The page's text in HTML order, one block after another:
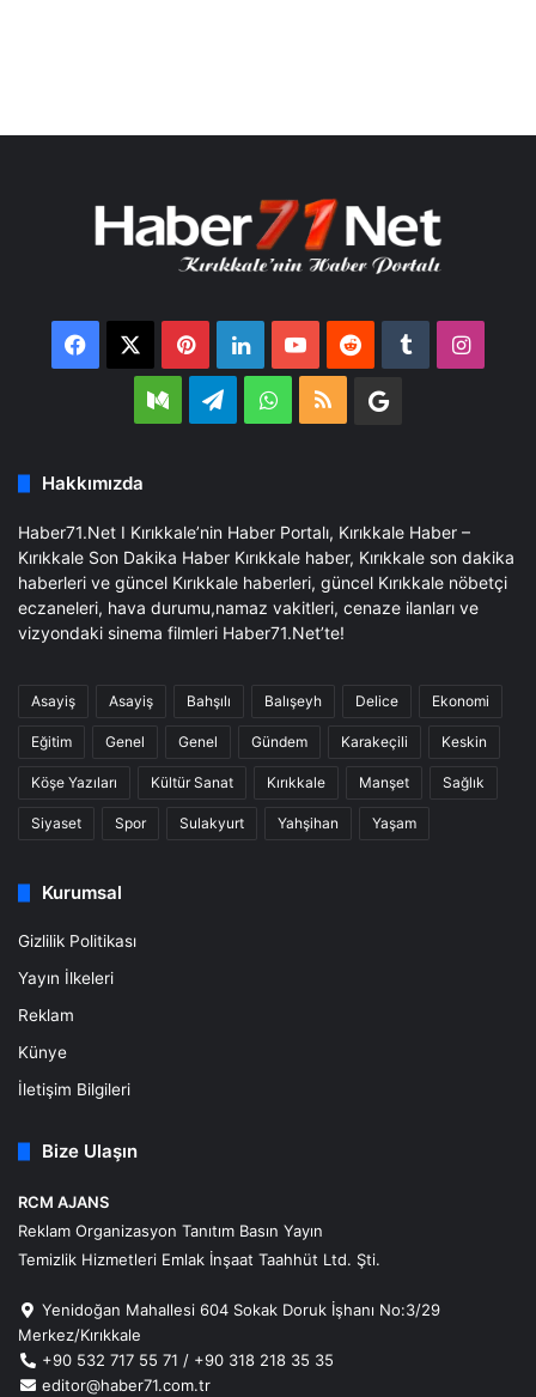
Facebook PinterestLinkedInYouTubeReddit Tumblr
MediumTelegramWhatsApp
RSS
Google
Hakkımızda
Haber71.Net I Kırıkkale’nin Haber Portalı, Kırıkkale Haber –
Kırıkkale Son Dakika Haber Kırıkkale haber, Kırıkkale son dakika
haberleri ve güncel Kırıkkale haberleri, güncel Kırıkkale nöbetçi
eczaneleri, hava durumu,namaz vakitleri, cenaze ilanları ve
vizyondaki sinema filmleri Haber71.Net’te!
Asayiş Asayiş Bahşılı Balışeyh Delice Ekonomi
Eğitim Genel Genel Gündem Karakeçili Keskin
Köşe Yazıları Kültür Sanat Kırıkkale Manşet Sağlık
Siyaset Spor Sulakyurt Yahşihan Yaşam
Kurumsal
Gizlilik Politikası
Yayın İlkeleri
Reklam
Künye
İletişim Bilgileri
Bize Ulaşın
RCM AJANS
Reklam Organizasyon Tanıtım Basın Yayın
Temizlik Hizmetleri Emlak İnşaat Taahhüt Ltd. Şti.
Yenidoğan Mahallesi 604 Sokak Doruk İşhanı No:3/29
Merkez/Kırıkkale
+90 532 717 55 71 / +90 318 218 35 35
editor@haber71.com.tr